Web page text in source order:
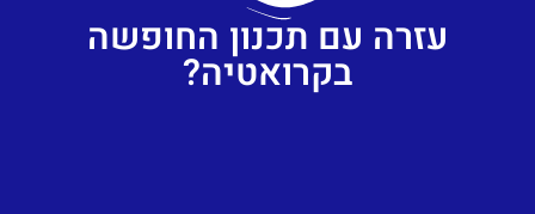
עזרה עם תכנון החופשה
בקרואטיה?